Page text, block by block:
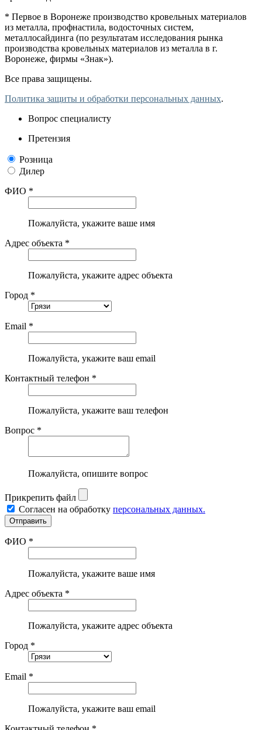
* Первое в Воронеже производство кровельных материалов
из металла, профнастила, водосточных систем,
металлосайдинга (по результатам исследования рынка
производства кровельных материалов из металла в г.
Воронеже, фирмы «Знак»).
Все права защищены.
Политика защиты и обработки персональных данных.
Вопрос специалисту
Претензия
Розница
Дилер
ФИО *
Пожалуйста, укажите ваше имя
Адрес объекта *
Пожалуйста, укажите адрес объекта
Город *
Email *
Пожалуйста, укажите ваш email
Контактный телефон *
Пожалуйста, укажите ваш телефон
Вопрос *
Пожалуйста, опишите вопрос
Прикрепить файл
Согласен на обработку персональных данных.
ФИО *
Пожалуйста, укажите ваше имя
Адрес объекта *
Пожалуйста, укажите адрес объекта
Город *
Email *
Пожалуйста, укажите ваш email